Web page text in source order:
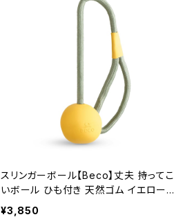
スリンガーボール【Beco】丈夫 持ってこ
いボール ひも付き 天然ゴム イエロー
オレンジ
¥3,850